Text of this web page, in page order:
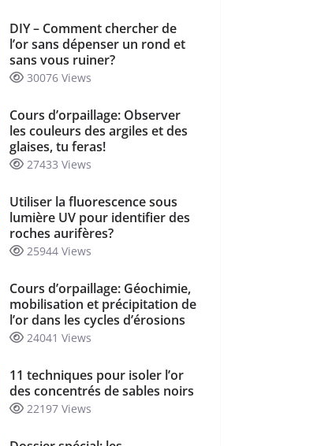
DIY – Comment chercher de
l’or sans dépenser un rond et
sans vous ruiner?
30076 Views
Cours d’orpaillage: Observer
les couleurs des argiles et des
glaises, tu feras!
27433 Views
Utiliser la fluorescence sous
lumière UV pour identifier des
roches aurifères?
25944 Views
Cours d’orpaillage: Géochimie,
mobilisation et précipitation de
l’or dans les cycles d’érosions
24041 Views
11 techniques pour isoler l’or
des concentrés de sables noirs
22197 Views